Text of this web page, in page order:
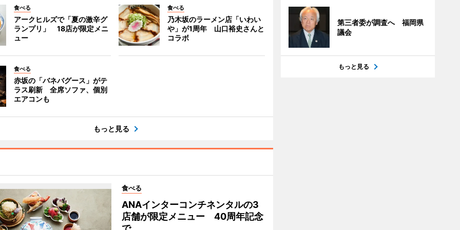
食べる
アークヒルズで「夏の激辛グ
ランプリ」 18店が限定メニ
ュー
食べる
乃木坂のラーメン店「いわい
や」が1周年 山口裕史さんと
コラボ
食べる
赤坂の「バネバグース」がテ
ラス刷新 全席ソファ、個別
エアコンも
もっと見る
食べる
ANAインターコンチネンタルの3
店舗が限定メニュー 40周年記念
第三者委が調査へ 福岡県
議会
もっと見る